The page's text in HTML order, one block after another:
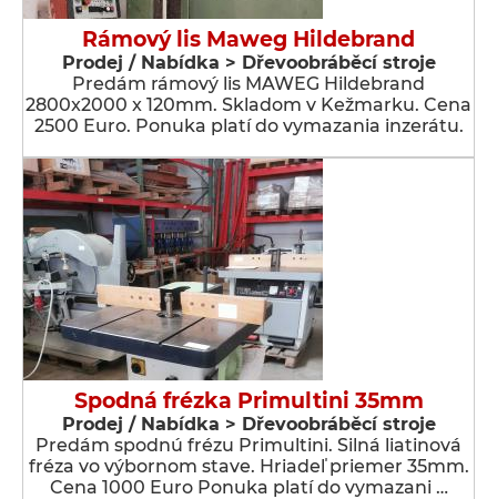
Rámový lis Maweg Hildebrand
Prodej / Nabídka > Dřevoobráběcí stroje
Predám rámový lis MAWEG Hildebrand
2800x2000 x 120mm. Skladom v Kežmarku. Cena
2500 Euro. Ponuka platí do vymazania inzerátu.
Spodná frézka Primultini 35mm
Prodej / Nabídka > Dřevoobráběcí stroje
Predám spodnú frézu Primultini. Silná liatinová
fréza vo výbornom stave. Hriadeľ priemer 35mm.
Cena 1000 Euro Ponuka platí do vymazani …